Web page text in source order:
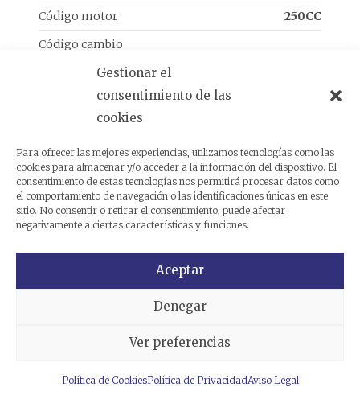
Gestionar el
consentimiento de las
cookies
Para ofrecer las mejores experiencias, utilizamos tecnologías como las
cookies para almacenar y/o acceder a la información del dispositivo. El
consentimiento de estas tecnologías nos permitirá procesar datos como
el comportamiento de navegación o las identificaciones únicas en este
sitio. No consentir o retirar el consentimiento, puede afectar
negativamente a ciertas características y funciones.
Aceptar
Denegar
Ver preferencias
Política de CookiesPolítica de PrivacidadAviso Legal
Código motor
250CC
Código cambio
Productos relacionados